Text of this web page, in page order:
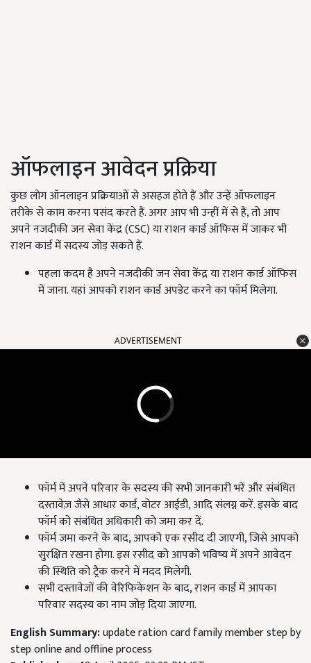
ऑफलाइन आवेदन प्रक्रिया
कुछ लोग ऑनलाइन प्रक्रियाओं से असहज होते हैं और उन्हें ऑफलाइन
तरीके से काम करना पसंद करते हैं. अगर आप भी उन्हीं में से हैं, तो आप
अपने नजदीकी जन सेवा केंद्र (CSC) या राशन कार्ड ऑफिस में जाकर भी
राशन कार्ड में सदस्य जोड़ सकते हैं.
पहला कदम है अपने नजदीकी जन सेवा केंद्र या राशन कार्ड ऑफिस
में जाना. यहां आपको राशन कार्ड अपडेट करने का फॉर्म मिलेगा.
ADVERTISEMENT
फॉर्म में अपने परिवार के सदस्य की सभी जानकारी भरें और संबंधित
दस्तावेज़ जैसे आधार कार्ड, वोटर आईडी, आदि संलग्न करें. इसके बाद
फॉर्म को संबंधित अधिकारी को जमा कर दें.
फॉर्म जमा करने के बाद, आपको एक रसीद दी जाएगी, जिसे आपको
सुरक्षित रखना होगा. इस रसीद को आपको भविष्य में अपने आवेदन
की स्थिति को ट्रैक करने में मदद मिलेगी.
सभी दस्तावेजों की वेरिफिकेशन के बाद, राशन कार्ड में आपका
परिवार सदस्य का नाम जोड़ दिया जाएगा.
English Summary:update ration card family member step by
step online and offline process